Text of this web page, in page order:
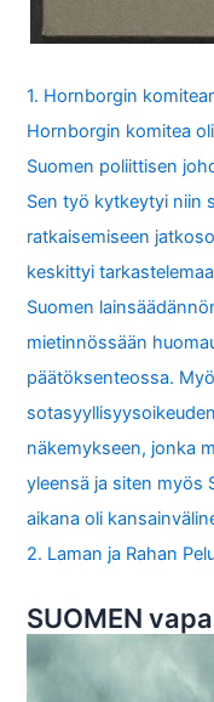
1. Hornborgin
Hornborgin komitea
Suomen poliittisen
Sen työ kytkeytyi niin
ratkaisemiseen
keskittyi
Suomen
mietinnössään
päätöksenteossa.
näkemykseen, jonka
yleensä ja siten myös
aikana oli
2. Laman ja Rahan
SUOMEN